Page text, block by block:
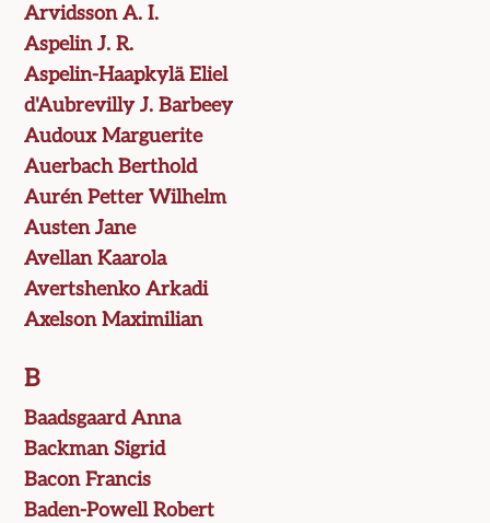
Arvidsson A. I.
Aspelin J. R.
Aspelin-Haapkylä Eliel
d'Aubrevilly J. Barbeey
Audoux Marguerite
Auerbach Berthold
Aurén Petter Wilhelm
Austen Jane
Avellan Kaarola
Avertshenko Arkadi
Axelson Maximilian
B
Baadsgaard Anna
Backman Sigrid
Bacon Francis
Baden-Powell Robert